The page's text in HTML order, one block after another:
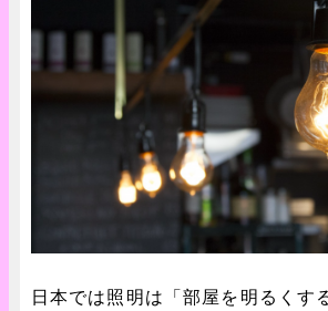
日本では照明は「部屋を明るくす